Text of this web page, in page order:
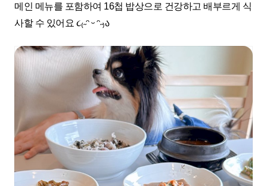
메인 메뉴를 포함하여 16첩 밥상으로 건강하고 배부르게 식
사할 수 있어요 ૮₍˶ᵔ ᵕ ᵔ˶₎ა